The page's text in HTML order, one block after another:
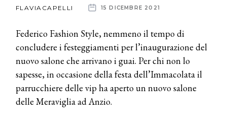
FLAVIACAPELLI 15 DICEMBRE 2021
Federico Fashion Style, nemmeno il tempo di
concludere i festeggiamenti per l’inaugurazione del
nuovo salone che arrivano i guai. Per chi non lo
sapesse, in occasione della festa dell’Immacolata il
parrucchiere delle vip ha aperto un nuovo salone
delle Meraviglia ad Anzio.